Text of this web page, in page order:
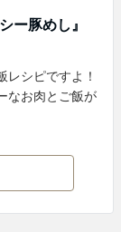
ー豚めし』
レシピですよ！
なお肉とご飯が